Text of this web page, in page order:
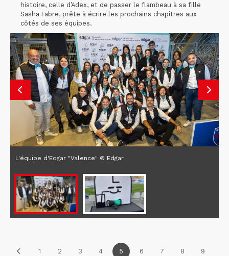
histoire, celle d’Adex, et de passer le flambeau à sa fille
Sasha Fabre, prête à écrire les prochains chapitres aux
côtés de ses équipes.
L'équipe d'Edgar "Valence" © Edgar
1 2 3 4 5 6 7 8 9